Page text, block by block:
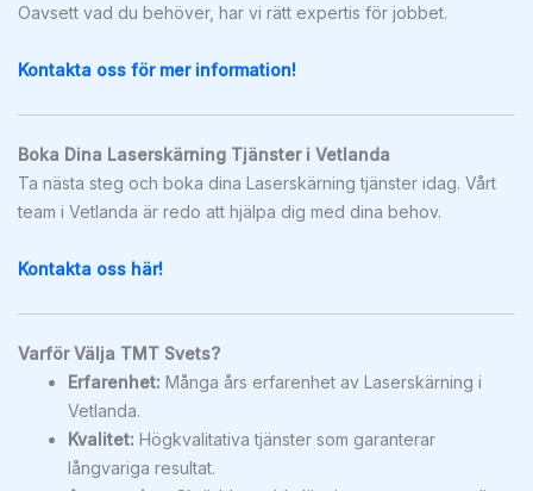
Oavsett vad du behöver, har vi rätt expertis för jobbet.
Kontakta oss för mer information!
Boka Dina Laserskärning Tjänster i Vetlanda
Ta nästa steg och boka dina Laserskärning tjänster idag. Vårt
team i Vetlanda är redo att hjälpa dig med dina behov.
Kontakta oss här!
Varför Välja TMT Svets?
Erfarenhet: Många års erfarenhet av Laserskärning i
Vetlanda.
Kvalitet: Högkvalitativa tjänster som garanterar
långvariga resultat.